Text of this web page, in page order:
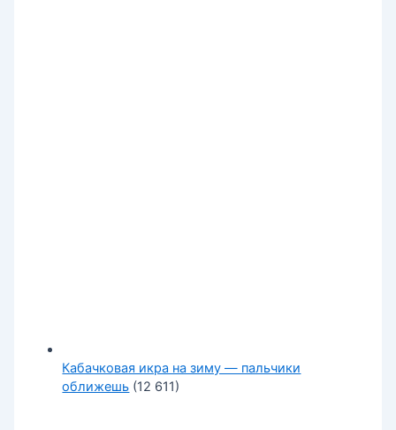
Кабачковая икра на зиму — пальчики
оближешь (12 611)